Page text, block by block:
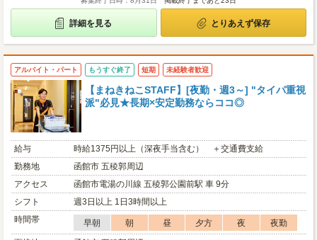
詳細を見る とりあえず保存
アルバイト・パート もうすぐ終了 短期 未経験者歓迎
【まねきねこSTAFF】[夜勤・週3～] "タイパ重視
派"必見★長期×安定勤務ならココ◎
給与
時給1375円以上（深夜手当含む） ＋交通費支給
勤務地
函館市 五稜郭周辺
アクセス
函館市電湯の川線 五稜郭公園前駅 車 9分
シフト
週3日以上 1日3時間以上
時間帯
早朝 朝 昼 夕方 夜
夜勤